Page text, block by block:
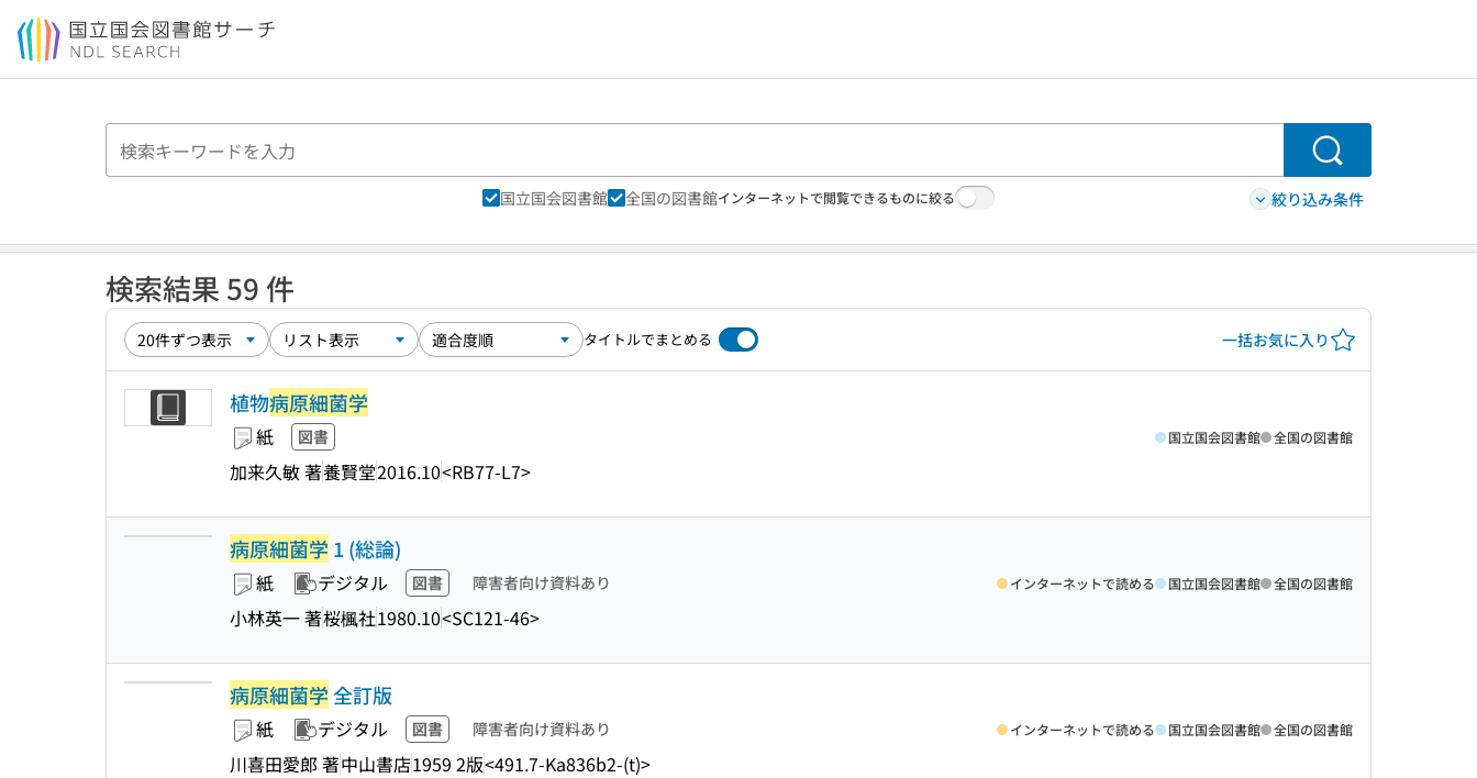
本文へ移動
検索
国立国会図書館 全国の図書館インターネットで閲覧できるものに絞る 絞り込み条件
検索結果 59 件
タイトルでまとめる 一括お気に入り
植物病原細菌学
紙 図書
加来久敏 著養賢堂2016.10<RB77-L7>
国立国会図書館 全国の図書館
病原細菌学 1 (総論)
紙 デジタル 図書 障害者向け資料あり
小林英一 著桜楓社1980.10<SC121-46>
インターネットで読める 国立国会図書館 全国の図書館
病原細菌学全訂版
紙 デジタル 図書 障害者向け資料あり
川喜田愛郎 著中山書店1959 2版<491.7-Ka836b2-(t)>
インターネットで読める 国立国会図書館 全国の図書館